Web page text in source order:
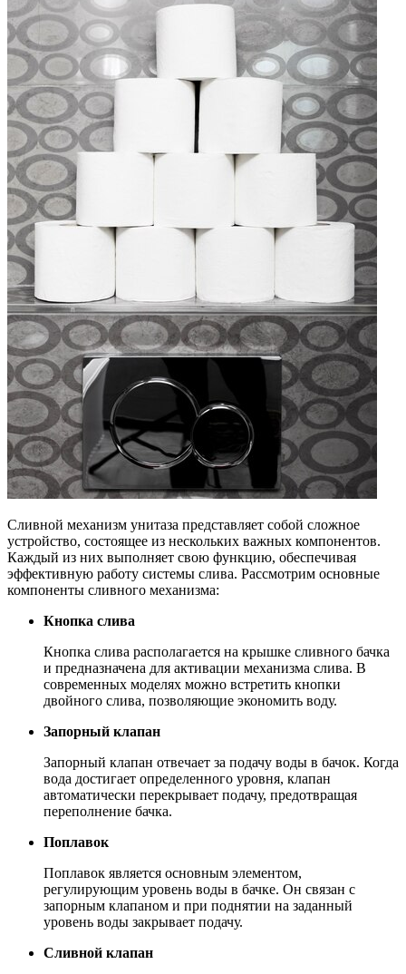
Сливной механизм унитаза представляет собой сложное
устройство, состоящее из нескольких важных компонентов.
Каждый из них выполняет свою функцию, обеспечивая
эффективную работу системы слива. Рассмотрим основные
компоненты сливного механизма:
Кнопка слива
Кнопка слива располагается на крышке сливного бачка
и предназначена для активации механизма слива. В
современных моделях можно встретить кнопки
двойного слива, позволяющие экономить воду.
Запорный клапан
Запорный клапан отвечает за подачу воды в бачок. Когда
вода достигает определенного уровня, клапан
автоматически перекрывает подачу, предотвращая
переполнение бачка.
Поплавок
Поплавок является основным элементом,
регулирующим уровень воды в бачке. Он связан с
запорным клапаном и при поднятии на заданный
уровень воды закрывает подачу.
Сливной клапан